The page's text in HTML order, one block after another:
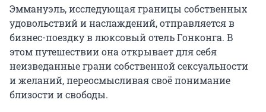
Эммануэль, исследующая границы собственных
удовольствий и наслаждений, отправляется в
бизнес-поездку в люксовый отель Гонконга. В
этом путешествии она открывает для себя
неизведанные грани собственной сексуальности
и желаний, переосмысливая своё понимание
близости и свободы.